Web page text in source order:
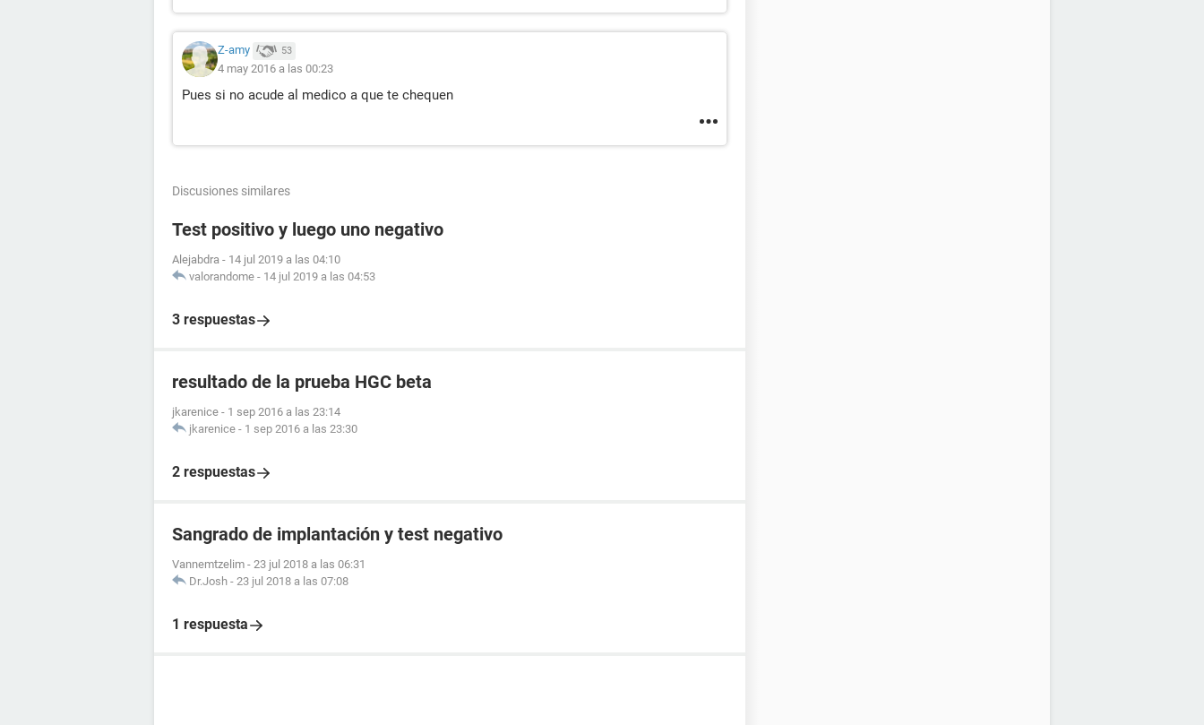
Z-amy 53
4 may 2016 a las 00:23
Pues si no acude al medico a que te chequen
Discusiones similares
Test positivo y luego uno negativo
Alejabdra - 14 jul 2019 a las 04:10
valorandome - 14 jul 2019 a las 04:53
3 respuestas
resultado de la prueba HGC beta
jkarenice - 1 sep 2016 a las 23:14
jkarenice - 1 sep 2016 a las 23:30
2 respuestas
Sangrado de implantación y test negativo
Vannemtzelim - 23 jul 2018 a las 06:31
Dr.Josh - 23 jul 2018 a las 07:08
1 respuesta